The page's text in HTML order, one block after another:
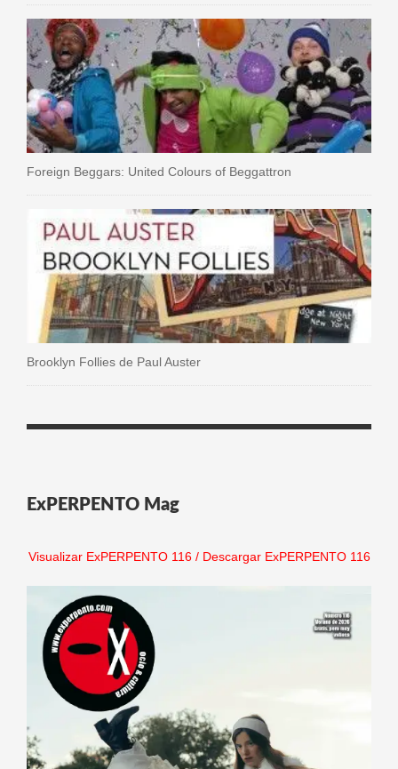
Foreign Beggars: United Colours of Beggattron
Brooklyn Follies de Paul Auster
ExPERPENTO Mag
Visualizar ExPERPENTO 116/ Descargar ExPERPENTO 116